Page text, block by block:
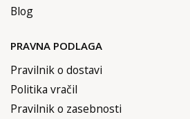
Blog
PRAVNA PODLAGA
Pravilnik o dostavi
Politika vračil
Pravilnik o zasebnosti